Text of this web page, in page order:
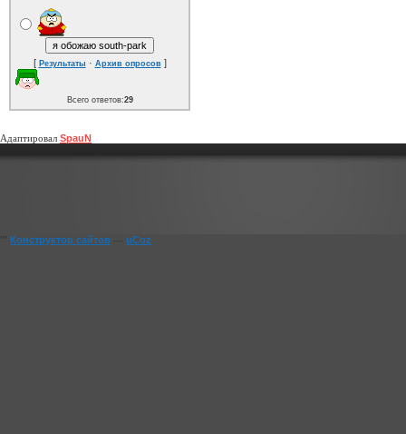
[ Результаты · Архив опросов]
Всего ответов:29
Адаптировал SpauN
Конструктор сайтов uCoz